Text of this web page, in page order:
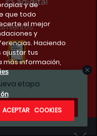
etapa
club
y de
que todo
el mejor
y
Haciendo
ajustar tus
información,
ACEPTAR COOKIES